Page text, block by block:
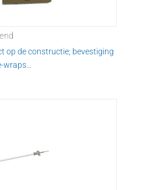
op de constructie; bevestiging
wraps...